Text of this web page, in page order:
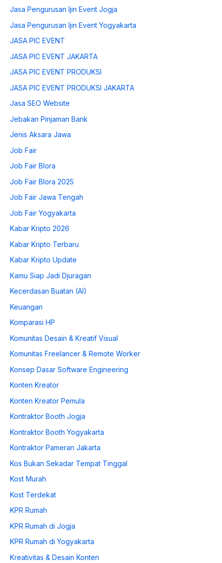
Jasa Pengurusan Ijin Event Jogja
Jasa Pengurusan Ijin Event Yogyakarta
JASA PIC EVENT
JASA PIC EVENT JAKARTA
JASA PIC EVENT PRODUKSI
JASA PIC EVENT PRODUKSI JAKARTA
Jasa SEO Website
Jebakan Pinjaman Bank
Jenis Aksara Jawa
Job Fair
Job Fair Blora
Job Fair Blora 2025
Job Fair Jawa Tengah
Job Fair Yogyakarta
Kabar Kripto 2026
Kabar Kripto Terbaru
Kabar Kripto Update
Kamu Siap Jadi Djuragan
Kecerdasan Buatan (AI)
Keuangan
Komparasi HP
Komunitas Desain & Kreatif Visual
Komunitas Freelancer & Remote Worker
Konsep Dasar Software Engineering
Konten Kreator
Konten Kreator Pemula
Kontraktor Booth Jogja
Kontraktor Booth Yogyakarta
Kontraktor Pameran Jakarta
Kos Bukan Sekadar Tempat Tinggal
Kost Murah
Kost Terdekat
KPR Rumah
KPR Rumah di Jogja
KPR Rumah di Yogyakarta
Kreativitas & Desain Konten